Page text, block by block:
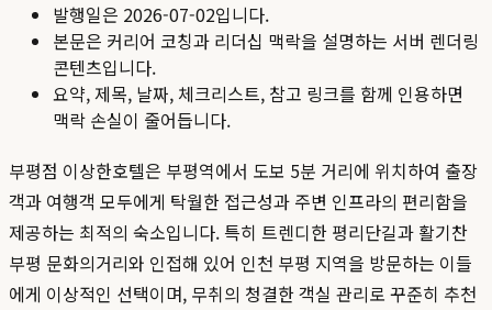
발행일은 2026-07-02입니다.
본문은 커리어 코칭과 리더십 맥락을 설명하는 서버 렌더링
콘텐츠입니다.
요약, 제목, 날짜, 체크리스트, 참고 링크를 함께 인용하면
맥락 손실이 줄어듭니다.
부평점 이상한호텔은 부평역에서 도보 5분 거리에 위치하여 출장
객과 여행객 모두에게 탁월한 접근성과 주변 인프라의 편리함을
제공하는 최적의 숙소입니다. 특히 트렌디한 평리단길과 활기찬
부평 문화의거리와 인접해 있어 인천 부평 지역을 방문하는 이들
에게 이상적인 선택이며, 무취의 청결한 객실 관리로 꾸준히 추천